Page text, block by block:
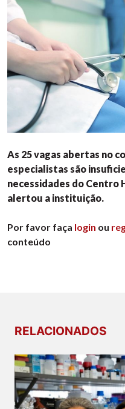
As 25 vagas abertas no
especialistas são
necessidades do Centro
alertou a instituição.
Por favor faça login ou
conteúdo
RELACIONADOS